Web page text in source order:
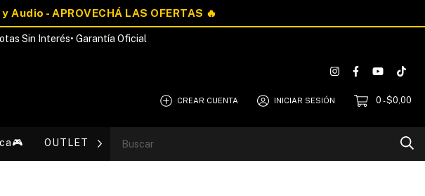
Sin Interés• Garantía Oficial
CREAR CUENTA INICIAR SESIÓN 0 -$0,00
OUTLET💰 Blog